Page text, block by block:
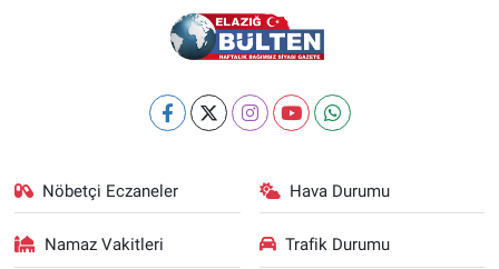
Nöbetçi Eczaneler Hava Durumu
Namaz Vakitleri Trafik Durumu